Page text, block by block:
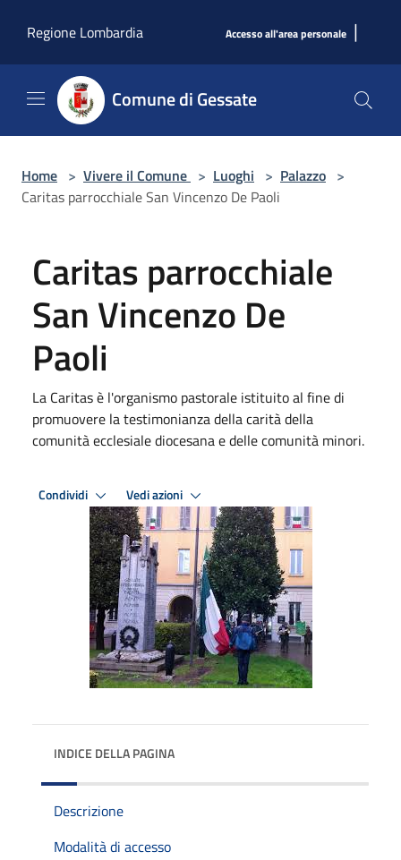
Regione Lombardia
Accesso all'area personale |
Comune di Gessate
Home > Vivere il Comune > Luoghi > Palazzo >
Caritas parrocchiale San Vincenzo De Paoli
Caritas parrocchiale
San Vincenzo De
Paoli
La Caritas è l'organismo pastorale istituito al fine di
promuovere la testimonianza della carità della
comunità ecclesiale diocesana e delle comunità minori.
Condividi Vedi azioni
INDICE DELLA PAGINA
Descrizione
Modalità di accesso